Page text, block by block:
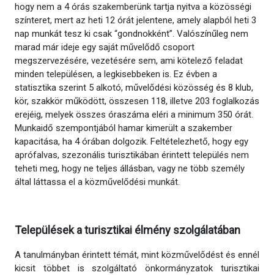
hogy nem a 4 órás szakemberünk tartja nyitva a közösségi
színteret, mert az heti 12 órát jelentene, amely alapból heti 3
nap munkát tesz ki csak “gondnokként”. Valószínűleg nem
marad már ideje egy saját művelődő csoport
megszervezésére, vezetésére sem, ami kötelező feladat
minden településen, a legkisebbeken is. Ez évben a
statisztika szerint 5 alkotó, művelődési közösség és 8 klub,
kör, szakkör működött, összesen 118, illetve 203 foglalkozás
erejéig, melyek összes óraszáma eléri a minimum 350 órát.
Munkaidő szempontjából hamar kimerült a szakember
kapacitása, ha 4 órában dolgozik. Feltételezhető, hogy egy
aprófalvas, szezonális turisztikában érintett település nem
teheti meg, hogy ne teljes állásban, vagy ne több személy
által láttassa el a közművelődési munkát.
Települések a turisztikai élmény szolgálatában
A tanulmányban érintett témát, mint közművelődést és ennél
kicsit többet is szolgáltató önkormányzatok turisztikai